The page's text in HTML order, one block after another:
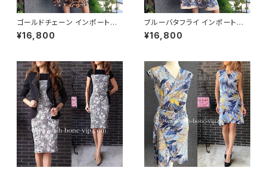
ゴールドチェーン インポートワ
ンピース｜ストレッチジャージ
七分袖ワンピース｜ブラック
¥16,800
ブルーバタフライ インポートワ
ンピース｜ストレッチジャージミ
モレ・ミディ丈ワンピース｜ブル
¥16,800